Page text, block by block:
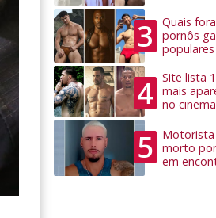
3
Quais
pornôs
4
Site lista
mais
no cinema
5
morto
em